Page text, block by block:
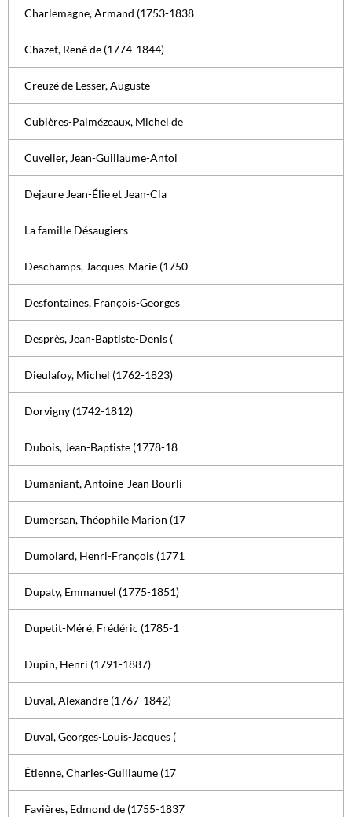
Charlemagne, Armand (1753-1838
Chazet, René de (1774-1844)
Creuzé de Lesser, Auguste
Cubières-Palmézeaux, Michel de
Cuvelier, Jean-Guillaume-Antoi
Dejaure Jean-Élie et Jean-Cla
La famille Désaugiers
Deschamps, Jacques-Marie (1750
Desfontaines, François-Georges
Desprès, Jean-Baptiste-Denis (
Dieulafoy, Michel (1762-1823)
Dorvigny (1742-1812)
Dubois, Jean-Baptiste (1778-18
Dumaniant, Antoine-Jean Bourli
Dumersan, Théophile Marion (17
Dumolard, Henri-François (1771
Dupaty, Emmanuel (1775-1851)
Dupetit-Méré, Frédéric (1785-1
Dupin, Henri (1791-1887)
Duval, Alexandre (1767-1842)
Duval, Georges-Louis-Jacques (
Étienne, Charles-Guillaume (17
Favières, Edmond de (1755-1837